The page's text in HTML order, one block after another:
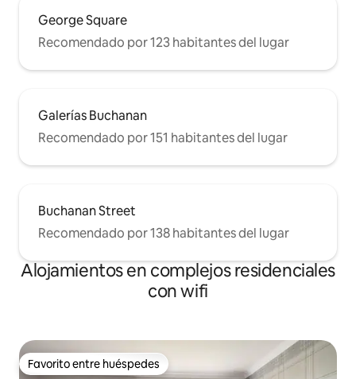
George Square
Recomendado por 123 habitantes del lugar
Galerías Buchanan
Recomendado por 151 habitantes del lugar
Buchanan Street
Recomendado por 138 habitantes del lugar
Alojamientos en complejos residenciales
con wifi
Favorito entre huéspedes
Favorito entre huéspedes